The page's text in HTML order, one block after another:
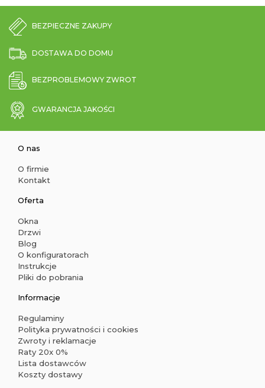
BEZPIECZNE ZAKUPY
DOSTAWA DO DOMU
BEZPROBLEMOWY ZWROT
GWARANCJA JAKOŚCI
O nas
O firmie
Kontakt
Oferta
Okna
Drzwi
Blog
O konfiguratorach
Instrukcje
Pliki do pobrania
Informacje
Regulaminy
Polityka prywatności i cookies
Zwroty i reklamacje
Raty 20x 0%
Lista dostawców
Koszty dostawy